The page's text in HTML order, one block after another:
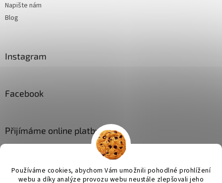
Používáme cookies, abychom Vám umožnili pohodlné prohlížení
webu a díky analýze provozu webu neustále zlepšovali jeho
Napište nám
Blog
Instagram
Facebook
Přijímáme online platby